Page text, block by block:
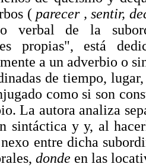
( parecer , sentir,
verbal de la
propias", está
a un adverbio o
de tiempo,
como si son
La autora analiza
sintáctica y y, al
nexo entre dicha
donde en las